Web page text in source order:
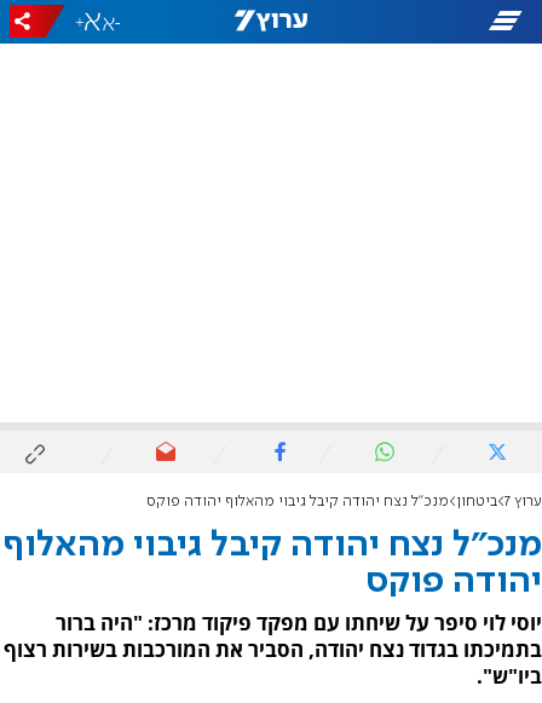
-
+
ערוץ 7 ביטחון מנכ"ל נצח יהודה קיבל גיבוי מהאלוף יהודה פוקס
מנכ"ל נצח יהודה קיבל גיבוי מהאלוף
יהודה פוקס
יוסי לוי סיפר על שיחתו עם מפקד פיקוד מרכז: "היה ברור
בתמיכתו בגדוד נצח יהודה, הסביר את המורכבות בשירות רצוף
ביו"ש".